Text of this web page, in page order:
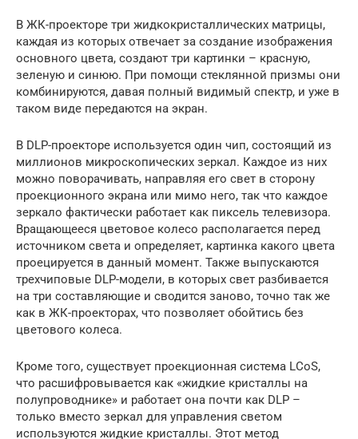
В ЖК-проекторе три жидкокристаллических матрицы,
каждая из которых отвечает за создание изображения
основного цвета, создают три картинки – красную,
зеленую и синюю. При помощи стеклянной призмы они
комбинируются, давая полный видимый спектр, и уже в
таком виде передаются на экран.
В DLP-проекторе используется один чип, состоящий из
миллионов микроскопических зеркал. Каждое из них
можно поворачивать, направляя его свет в сторону
проекционного экрана или мимо него, так что каждое
зеркало фактически работает как пиксель телевизора.
Вращающееся цветовое колесо располагается перед
источником света и определяет, картинка какого цвета
проецируется в данный момент. Также выпускаются
трехчиповые DLP-модели, в которых свет разбивается
на три составляющие и сводится заново, точно так же
как в ЖК-проекторах, что позволяет обойтись без
цветового колеса.
Кроме того, существует проекционная система LCoS,
что расшифровывается как «жидкие кристаллы на
полупроводнике» и работает она почти как DLP –
только вместо зеркал для управления светом
используются жидкие кристаллы. Этот метод